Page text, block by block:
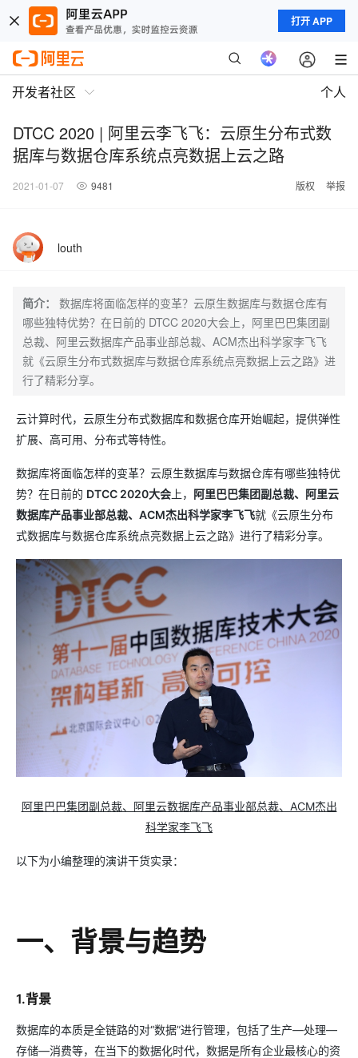
打开 APP
开发者社区 个人
DTCC 2020 | 阿里云李飞飞：云原生分布式数
据库与数据仓库系统点亮数据上云之路
2021-01-07 9481 版权 举报
louth
简介：
数据库将面临怎样的变革？云原生数据库与数据仓库有
哪些独特优势？在日前的 DTCC 2020大会上，阿里巴巴集团副
总裁、阿里云数据库产品事业部总裁、ACM杰出科学家李飞飞
就《云原生分布式数据库与数据仓库系统点亮数据上云之路》进
行了精彩分享。
云计算时代，云原生分布式数据库和数据仓库开始崛起，提供弹性
扩展、高可用、分布式等特性。
数据库将面临怎样的变革？云原生数据库与数据仓库有哪些独特优
势？在日前的 DTCC 2020大会 上， 阿里巴巴集团副总裁、阿里云
数据库产品事业部总裁、ACM杰出科学家李飞飞就《云原生分布
式数据库与数据仓库系统点亮数据上云之路》进行了精彩分享。
阿里巴巴集团副总裁、阿里云数据库产品事业部总裁、ACM杰出
科学家李飞飞
以下为小编整理的演讲干货实录：
一、背景与趋势
1.背景
数据库的本质是全链路的对“数据”进行管理，包括了生产—处理—
存储—消费等，在当下的数据化时代，数据是所有企业最核心的资